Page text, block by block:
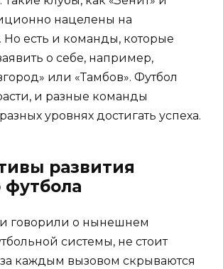
нацелены на
Но есть и команды, которые
о себе, например,
или «Тамбов». Футбол
и разные команды
уровнях достигать успеха.
развития
футбола
говорили о нынешнем
системы, не стоит
за каждым вызовом скрываются